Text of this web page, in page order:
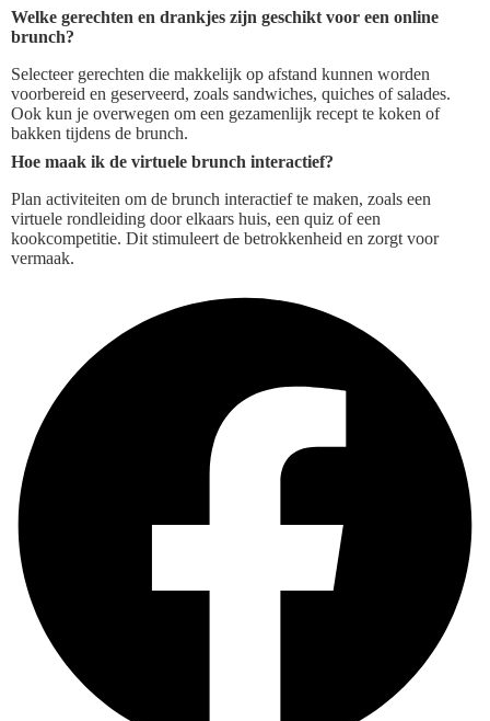
Welke gerechten en drankjes zijn geschikt voor een online
brunch?
Selecteer gerechten die makkelijk op afstand kunnen worden
voorbereid en geserveerd, zoals sandwiches, quiches of salades.
Ook kun je overwegen om een gezamenlijk recept te koken of
bakken tijdens de brunch.
Hoe maak ik de virtuele brunch interactief?
Plan activiteiten om de brunch interactief te maken, zoals een
virtuele rondleiding door elkaars huis, een quiz of een
kookcompetitie. Dit stimuleert de betrokkenheid en zorgt voor
vermaak.